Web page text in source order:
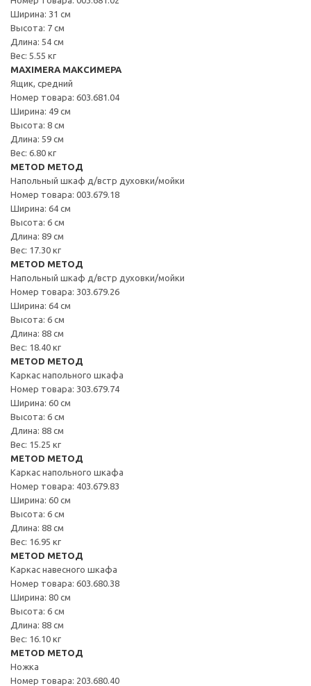
Ширина: 31 см
Высота: 7 см
Длина: 54 см
Вес: 5.55 кг
MAXIMERA МАКСИМЕРА
Ящик, средний
Номер товара: 603.681.04
Ширина: 49 см
Высота: 8 см
Длина: 59 см
Вес: 6.80 кг
METOD МЕТОД
Напольный шкаф д/встр духовки/мойки
Номер товара: 003.679.18
Ширина: 64 см
Высота: 6 см
Длина: 89 см
Вес: 17.30 кг
METOD МЕТОД
Напольный шкаф д/встр духовки/мойки
Номер товара: 303.679.26
Ширина: 64 см
Высота: 6 см
Длина: 88 см
Вес: 18.40 кг
METOD МЕТОД
Каркас напольного шкафа
Номер товара: 303.679.74
Ширина: 60 см
Высота: 6 см
Длина: 88 см
Вес: 15.25 кг
METOD МЕТОД
Каркас напольного шкафа
Номер товара: 403.679.83
Ширина: 60 см
Высота: 6 см
Длина: 88 см
Вес: 16.95 кг
METOD МЕТОД
Каркас навесного шкафа
Номер товара: 603.680.38
Ширина: 80 см
Высота: 6 см
Длина: 88 см
Вес: 16.10 кг
METOD МЕТОД
Ножка
Номер товара: 203.680.40